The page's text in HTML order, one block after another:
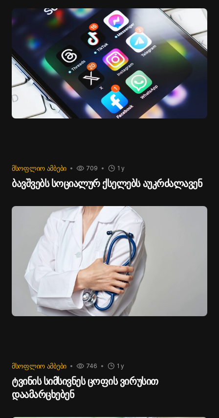
ᲛᲡᲝᲤᲚᲘᲝ ᲐᲛᲑᲔᲑᲘ 1 y
709
ბავშვებს სოციალურ ქსელებს აუკრძალავენ
ᲛᲡᲝᲤᲚᲘᲝ ᲐᲛᲑᲔᲑᲘ 1 y
746
ტვინის სიმსივნეს ცოფის ვირუსით
დაამარცხებენ